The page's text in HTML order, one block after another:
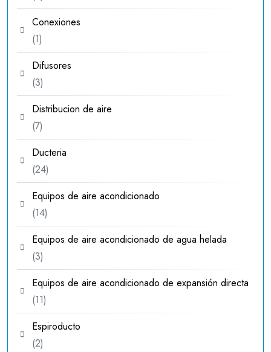
productos
Conexiones
11
producto
Difusores
33
productos
Distribucion de aire
77
productos
Ducteria
2424
productos
Equipos de aire acondicionado
1414
productos
Equipos de aire acondicionado de agua helada
33
productos
Equipos de aire acondicionado de expansión directa
1111
productos
Espiroducto
22